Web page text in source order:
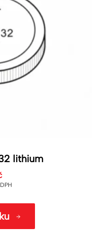
lithium